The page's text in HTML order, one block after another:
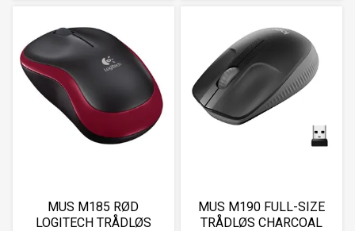
MUS M185 RØD
LOGITECH TRÅDLØS
MUS M190 FULL-SIZE
TRÅDLØS CHARCOAL